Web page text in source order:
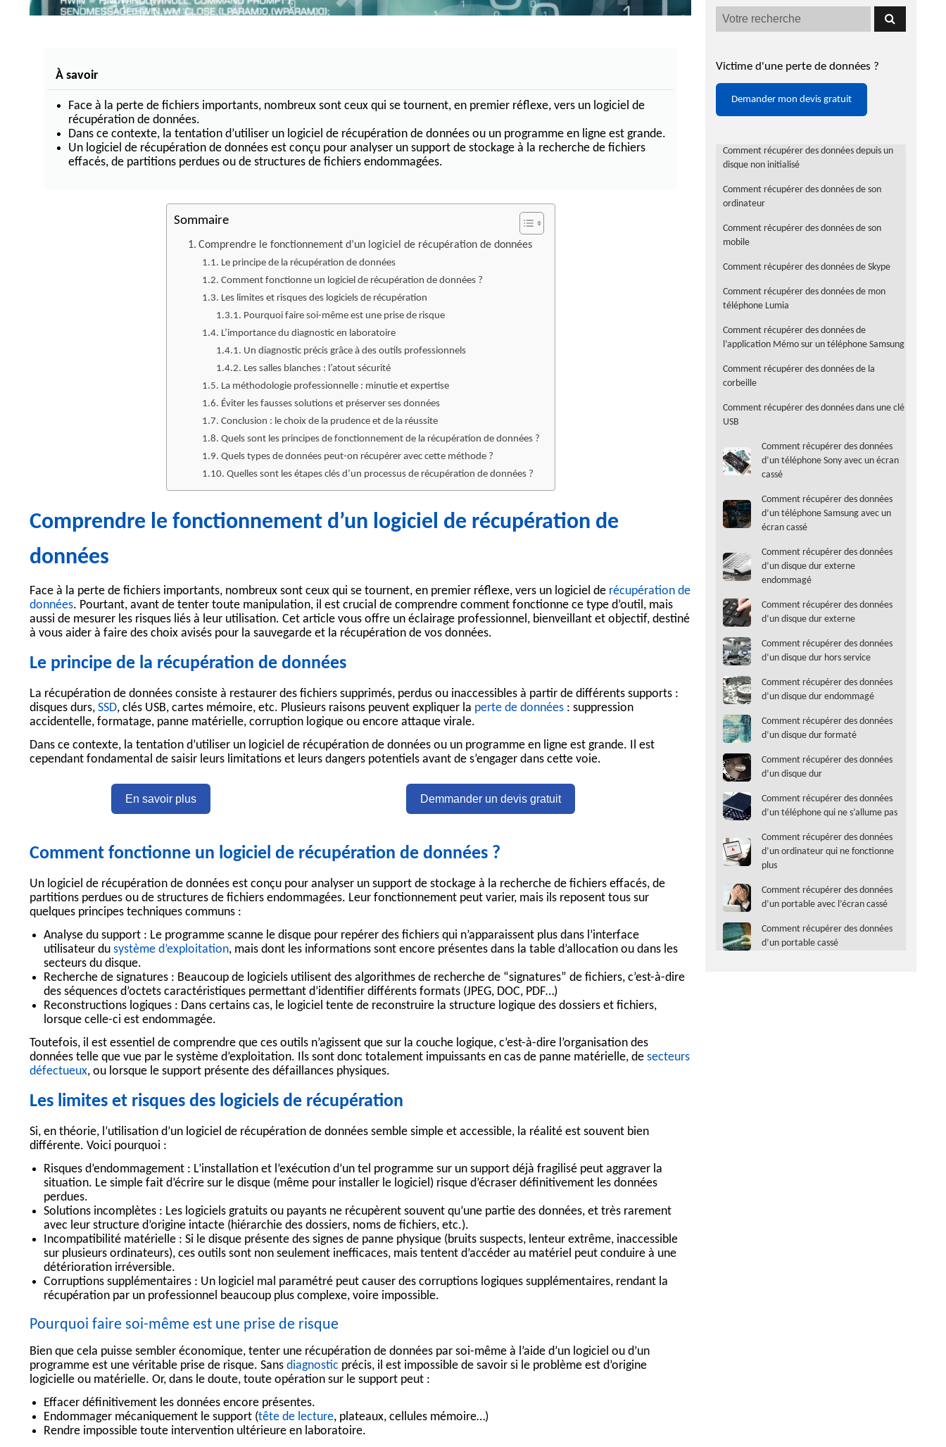
Récupération de données HP
Récupération de données RAID
Récupération de données RAID 0
Récupération de données RAID 1
Récupération de données RAID 5
Récupération de données RAID 6
À savoir
Face à la perte de fichiers importants, nombreux sont ceux qui se tournent, en premier réflexe, vers un logiciel de
récupération de données.
Dans ce contexte, la tentation d’utiliser un logiciel de récupération de données ou un programme en ligne est grande.
Un logiciel de récupération de données est conçu pour analyser un support de stockage à la recherche de fichiers
effacés, de partitions perdues ou de structures de fichiers endommagées.
Sommaire
Comprendre le fonctionnement d’un logiciel de récupération de données
Le principe de la récupération de données
Comment fonctionne un logiciel de récupération de données ?
Les limites et risques des logiciels de récupération
Pourquoi faire soi-même est une prise de risque
L’importance du diagnostic en laboratoire
Un diagnostic précis grâce à des outils professionnels
Les salles blanches : l’atout sécurité
La méthodologie professionnelle : minutie et expertise
Éviter les fausses solutions et préserver ses données
Conclusion : le choix de la prudence et de la réussite
Quels sont les principes de fonctionnement de la récupération de données ?
Quels types de données peut-on récupérer avec cette méthode ?
Quelles sont les étapes clés d’un processus de récupération de données ?
Comprendre le fonctionnement d’un logiciel de récupération de
données
Face à la perte de fichiers importants, nombreux sont ceux qui se tournent, en premier réflexe, vers un logiciel de récupération de
données. Pourtant, avant de tenter toute manipulation, il est crucial de comprendre comment fonctionne ce type d’outil, mais
aussi de mesurer les risques liés à leur utilisation. Cet article vous offre un éclairage professionnel, bienveillant et objectif, destiné
à vous aider à faire des choix avisés pour la sauvegarde et la récupération de vos données.
Le principe de la récupération de données
La récupération de données consiste à restaurer des fichiers supprimés, perdus ou inaccessibles à partir de différents supports :
disques durs, SSD, clés USB, cartes mémoire, etc. Plusieurs raisons peuvent expliquer la perte de données : suppression
accidentelle, formatage, panne matérielle, corruption logique ou encore attaque virale.
Dans ce contexte, la tentation d’utiliser un logiciel de récupération de données ou un programme en ligne est grande. Il est
cependant fondamental de saisir leurs limitations et leurs dangers potentiels avant de s’engager dans cette voie.
En savoir plus Demmander un devis gratuit
Comment fonctionne un logiciel de récupération de données ?
Un logiciel de récupération de données est conçu pour analyser un support de stockage à la recherche de fichiers effacés, de
partitions perdues ou de structures de fichiers endommagées. Leur fonctionnement peut varier, mais ils reposent tous sur
quelques principes techniques communs :
Analyse du support : Le programme scanne le disque pour repérer des fichiers qui n’apparaissent plus dans l’interface
utilisateur du système d’exploitation, mais dont les informations sont encore présentes dans la table d’allocation ou dans les
secteurs du disque.
Recherche de signatures : Beaucoup de logiciels utilisent des algorithmes de recherche de “signatures” de fichiers, c’est-à-dire
des séquences d’octets caractéristiques permettant d’identifier différents formats (JPEG, DOC, PDF…)
Reconstructions logiques : Dans certains cas, le logiciel tente de reconstruire la structure logique des dossiers et fichiers,
lorsque celle-ci est endommagée.
Toutefois, il est essentiel de comprendre que ces outils n’agissent que sur la couche logique, c’est-à-dire l’organisation des
données telle que vue par le système d’exploitation. Ils sont donc totalement impuissants en cas de panne matérielle, de secteurs
défectueux, ou lorsque le support présente des défaillances physiques.
Les limites et risques des logiciels de récupération
Si, en théorie, l’utilisation d’un logiciel de récupération de données semble simple et accessible, la réalité est souvent bien
différente. Voici pourquoi :
Risques d’endommagement : L’installation et l’exécution d’un tel programme sur un support déjà fragilisé peut aggraver la
situation. Le simple fait d’écrire sur le disque (même pour installer le logiciel) risque d’écraser définitivement les données
perdues.
Solutions incomplètes : Les logiciels gratuits ou payants ne récupèrent souvent qu’une partie des données, et très rarement
avec leur structure d’origine intacte (hiérarchie des dossiers, noms de fichiers, etc.).
Incompatibilité matérielle : Si le disque présente des signes de panne physique (bruits suspects, lenteur extrême, inaccessible
sur plusieurs ordinateurs), ces outils sont non seulement inefficaces, mais tentent d’accéder au matériel peut conduire à une
détérioration irréversible.
Corruptions supplémentaires : Un logiciel mal paramétré peut causer des corruptions logiques supplémentaires, rendant la
récupération par un professionnel beaucoup plus complexe, voire impossible.
Pourquoi faire soi-même est une prise de risque
Bien que cela puisse sembler économique, tenter une récupération de données par soi-même à l’aide d’un logiciel ou d’un
programme est une véritable prise de risque. Sans diagnostic précis, il est impossible de savoir si le problème est d’origine
logicielle ou matérielle. Or, dans le doute, toute opération sur le support peut :
Effacer définitivement les données encore présentes.
Endommager mécaniquement le support (tête de lecture, plateaux, cellules mémoire…)
Rendre impossible toute intervention ultérieure en laboratoire.
Victime d'une perte de données ?
Demander mon devis gratuit
Comment récupérer des données depuis un
disque non initialisé
Comment récupérer des données de son
ordinateur
Comment récupérer des données de son
mobile
Comment récupérer des données de Skype
Comment récupérer des données de mon
téléphone Lumia
Comment récupérer des données de
l’application Mémo sur un téléphone Samsung
Comment récupérer des données de la
corbeille
Comment récupérer des données dans une clé
USB
Comment récupérer des données
d’un téléphone Sony avec un écran
cassé
Comment récupérer des données
d’un téléphone Samsung avec un
écran cassé
Comment récupérer des données
d’un disque dur externe
endommagé
Comment récupérer des données
d’un disque dur externe
Comment récupérer des données
d’un disque dur hors service
Comment récupérer des données
d’un disque dur endommagé
Comment récupérer des données
d’un disque dur formaté
Comment récupérer des données
d’un disque dur
Comment récupérer des données
d’un téléphone qui ne s’allume pas
Comment récupérer des données
d’un ordinateur qui ne fonctionne
plus
Comment récupérer des données
d’un portable avec l’écran cassé
Comment récupérer des données
d’un portable cassé